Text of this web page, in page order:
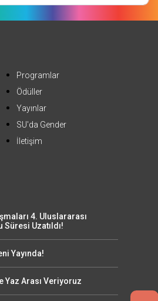
Programlar
Ödüller
Yayınlar
SU'da Gender
İletişim
4. Uluslararası
Süresi Uzatıldı!
Yayında!
Yaz Arası Veriyoruz